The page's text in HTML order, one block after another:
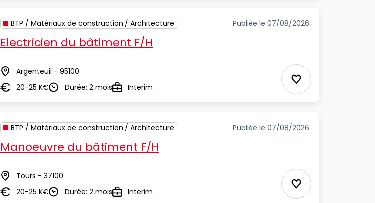
BTP / Matériaux de construction / Architecture Publiée le 07/08/2026
Electricien du bâtiment F/H
Lieu Argenteuil - 95100
Salaire20-25 K€DuréeDurée: 2 moisTypeInterim Ajouter aux
BTP / Matériaux de construction / Architecture Publiée le 07/08/2026
Manoeuvre du bâtiment F/H
Lieu Tours - 37100
Salaire20-25 K€DuréeDurée: 2 moisTypeInterim Ajouter aux